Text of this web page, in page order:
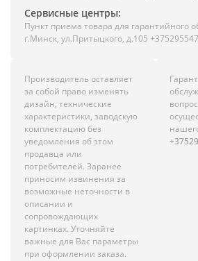
Сервисные центры:
Пункт приема товара для гарантийного
г.Минск, ул.Притыцкого, д.105
Производитель оставляет
за собой право изменять
дизайн, технические
характеристики, заводскую
комплектацию без
уведомления об этом
продавца или
потребителей. Заранее
приносим извинения за
возможные неточности в
описании и
сопровождающих
картинках. Уточняйте
важные для Вас параметры
при оформлении заказа.